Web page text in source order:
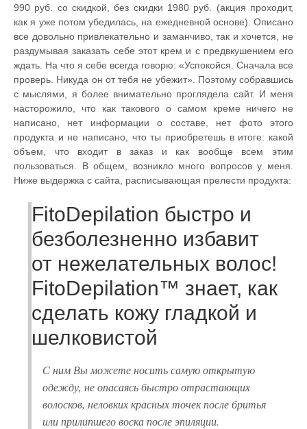
990 руб. со скидкой, без скидки 1980 руб. (акция проходит,
как я уже потом убедилась, на ежедневной основе). Описано
все довольно привлекательно и заманчиво, так и хочется, не
раздумывая заказать себе этот крем и с предвкушением его
ждать. На что я себе всегда говорю: «Успокойся. Сначала все
проверь. Никуда он от тебя не убежит». Поэтому собравшись
с мыслями, я более внимательно проглядела сайт. И меня
насторожило, что как такового о самом креме ничего не
написано, нет информации о составе, нет фото этого
продукта и не написано, что ты приобретешь в итоге: какой
объем, что входит в заказ и как вообще всем этим
пользоваться. В общем, возникло много вопросов у меня.
Ниже выдержка с сайта, расписывающая прелести продукта:
FitoDepilation быстро и
безболезненно избавит
от нежелательных волос!
FitoDepilation™ знает, как
сделать кожу гладкой и
шелковистой
С ним Вы можете носить самую открытую
одежду, не опасаясь быстро отрастающих
волосков, неловких красных точек после бритья
или прилипшего воска после эпиляции.